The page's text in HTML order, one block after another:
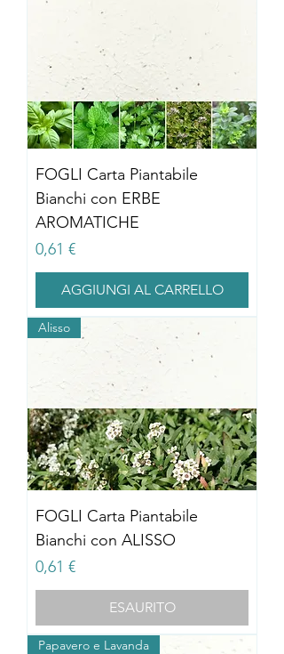
FOGLI Carta Piantabile
Bianchi con ERBE
AROMATICHE
Prezzo
0,61 €
AGGIUNGI AL CARRELLO
Alisso
FOGLI Carta Piantabile
Bianchi con ALISSO
Prezzo
0,61 €
ESAURITO
Papavero e Lavanda